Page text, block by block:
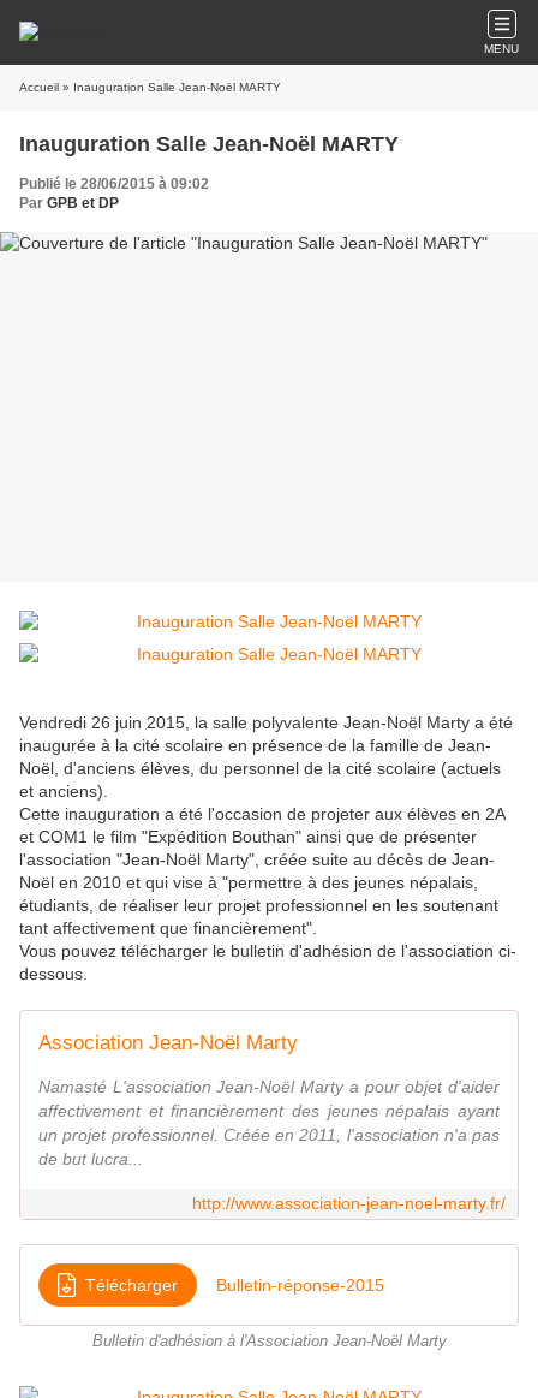
MENU
Accueil » Inauguration Salle Jean-Noël MARTY
Inauguration Salle Jean-Noël MARTY
Publié le 28/06/2015 à 09:02
Par GPB et DP
Vendredi 26 juin 2015, la salle polyvalente Jean-Noël Marty a été
inaugurée à la cité scolaire en présence de la famille de Jean-
Noël, d'anciens élèves, du personnel de la cité scolaire (actuels
et anciens).
Cette inauguration a été l'occasion de projeter aux élèves en 2A
et COM1 le film "Expédition Bouthan" ainsi que de présenter
l'association "Jean-Noël Marty", créée suite au décès de Jean-
Noël en 2010 et qui vise à "permettre à des jeunes népalais,
étudiants, de réaliser leur projet professionnel en les soutenant
tant affectivement que financièrement".
Vous pouvez télécharger le bulletin d'adhésion de l'association ci-
dessous.
Association Jean-Noël Marty
Namasté L'association Jean-Noël Marty a pour objet d'aider
affectivement et financièrement des jeunes népalais ayant
un projet professionnel. Créée en 2011, l'association n'a pas
de but lucra...
http://www.association-jean-noel-marty.fr/
Télécharger Bulletin-réponse-2015
Bulletin d'adhésion à l'Association Jean-Noël Marty